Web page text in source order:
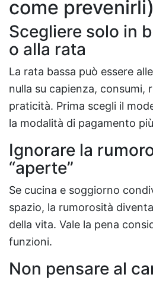
come prevenirli)
Scegliere solo in
o alla rata
La rata bassa può essere
nulla su capienza, consumi,
praticità. Prima scegli il
la modalità di pagamento
Ignorare la
“aperte”
Se cucina e soggiorno
spazio, la rumorosità
della vita. Vale la pena
funzioni.
Non pensare al